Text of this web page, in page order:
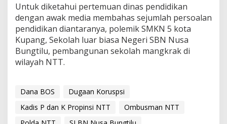
Untuk diketahui pertemuan dinas pendidikan
dengan awak media membahas sejumlah persoalan
pendidikan diantaranya, polemik SMKN 5 kota
Kupang, Sekolah luar biasa Negeri SBN Nusa
Bungtilu, pembangunan sekolah mangkrak di
wilayah NTT.
Dana BOS
Dugaan Koruspsi
Kadis P dan K Propinsi NTT
Ombusman NTT